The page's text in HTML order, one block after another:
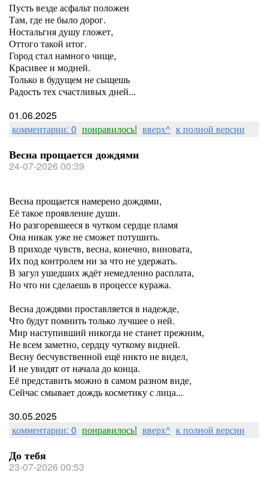
Пусть везде асфальт положен
Там, где не было дорог.
Ностальгия душу гложет,
Оттого такой итог.
Город стал намного чище,
Красивее и модней.
Только в будущем не сыщешь
Радость тех счастливых дней...
01.06.2025
комментарии: 0 понравилось! вверх^ к полной версии
Весна прощается дождями
24-07-2026 00:39
Весна прощается намерено дождями,
Её такое проявление души.
Но разгоревшееся в чутком сердце пламя
Она никак уже не сможет потушить.
В приходе чувств, весна, конечно, виновата,
Их под контролем ни за что не удержать.
В загул ушедших ждёт немедленно расплата,
Но что ни сделаешь в процессе куража.
Весна дождями проставляется в надежде,
Что будут помнить только лучшее о ней.
Мир наступивший никогда не станет прежним,
Не всем заметно, сердцу чуткому видней.
Весну бесчувственной ещё никто не видел,
И не увидят от начала до конца.
Её представить можно в самом разном виде,
Сейчас смывает дождь косметику с лица...
30.05.2025
комментарии: 0 понравилось! вверх^ к полной версии
До тебя
23-07-2026 00:53